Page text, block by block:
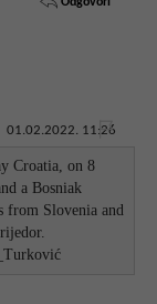
01.02.2022. 11:26
Croatia, on 8
a Bosniak
from Slovenia and